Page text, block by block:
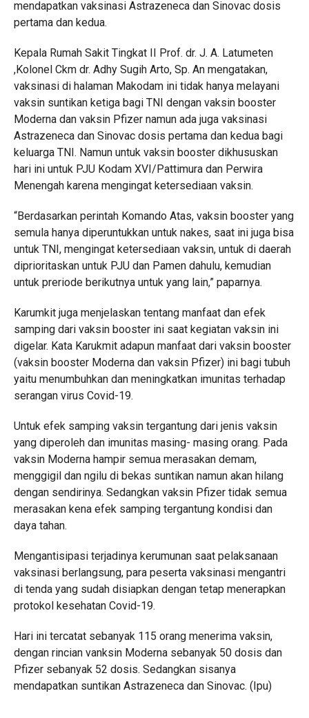
mendapatkan vaksinasi Astrazeneca dan Sinovac dosis
pertama dan kedua.
Kepala Rumah Sakit Tingkat II Prof. dr. J. A. Latumeten
,Kolonel Ckm dr. Adhy Sugih Arto, Sp. An mengatakan,
vaksinasi di halaman Makodam ini tidak hanya melayani
vaksin suntikan ketiga bagi TNI dengan vaksin booster
Moderna dan vaksin Pfizer namun ada juga vaksinasi
Astrazeneca dan Sinovac dosis pertama dan kedua bagi
keluarga TNI. Namun untuk vaksin booster dikhususkan
hari ini untuk PJU Kodam XVI/Pattimura dan Perwira
Menengah karena mengingat ketersediaan vaksin.
“Berdasarkan perintah Komando Atas, vaksin booster yang
semula hanya diperuntukkan untuk nakes, saat ini juga bisa
untuk TNI, mengingat ketersediaan vaksin, untuk di daerah
diprioritaskan untuk PJU dan Pamen dahulu, kemudian
untuk preriode berikutnya untuk yang lain,” paparnya.
Karumkit juga menjelaskan tentang manfaat dan efek
samping dari vaksin booster ini saat kegiatan vaksin ini
digelar. Kata Karukmit adapun manfaat dari vaksin booster
(vaksin booster Moderna dan vaksin Pfizer) ini bagi tubuh
yaitu menumbuhkan dan meningkatkan imunitas terhadap
serangan virus Covid-19.
Untuk efek samping vaksin tergantung dari jenis vaksin
yang diperoleh dan imunitas masing- masing orang. Pada
vaksin Moderna hampir semua merasakan demam,
menggigil dan ngilu di bekas suntikan namun akan hilang
dengan sendirinya. Sedangkan vaksin Pfizer tidak semua
merasakan kena efek samping tergantung kondisi dan
daya tahan.
Mengantisipasi terjadinya kerumunan saat pelaksanaan
vaksinasi berlangsung, para peserta vaksinasi mengantri
di tenda yang sudah disiapkan dengan tetap menerapkan
protokol kesehatan Covid-19.
Hari ini tercatat sebanyak 115 orang menerima vaksin,
dengan rincian vanksin Moderna sebanyak 50 dosis dan
Pfizer sebanyak 52 dosis. Sedangkan sisanya
mendapatkan suntikan Astrazeneca dan Sinovac. (Ipu)